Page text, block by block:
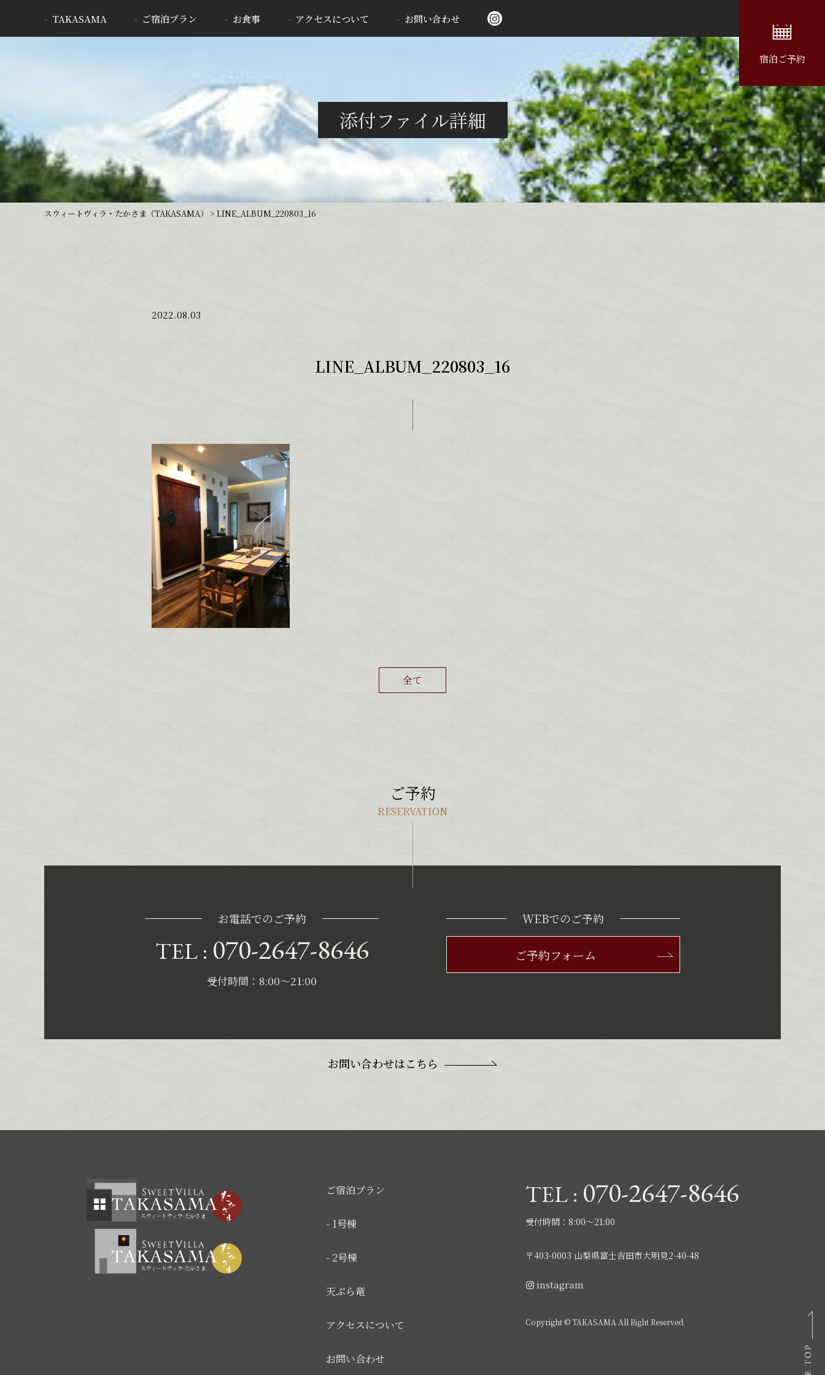
TAKASAMA ご宿泊プラン お食事 アクセスについて お問い合わせ
宿泊ご予約
添付ファイル詳細
スウィートヴィラ・たかさま（TAKASAMA） > LINE_ALBUM_220803_16
2022.08.03
LINE_ALBUM_220803_16
全て
ご予約
RESERVATION
お電話でのご予約
TEL : 070-2647-8646
受付時間：8:00〜21:00
WEBでのご予約
ご予約フォーム
お問い合わせはこちら
ご宿泊プラン
- 1号棟
- 2号棟
天ぷら竜
アクセスについて
お問い合わせ
TEL : 070-2647-8646
受付時間：8:00〜21:00
〒403-0003 山梨県富士吉田市大明見2-40-48
instagram
Copyright © TAKASAMA All Right Reserved.